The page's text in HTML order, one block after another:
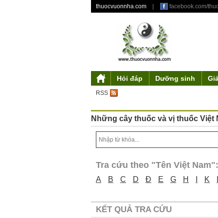
thuocvuonnha.com facebook.com/
Hỏi đáp
Dưỡng sinh
RSS
Những cây thuốc và vị thuốc Việt
Tra cứu theo "Tên Việt Nam":
A B C D Đ E G H K
KẾT QUẢ TRA CỨU